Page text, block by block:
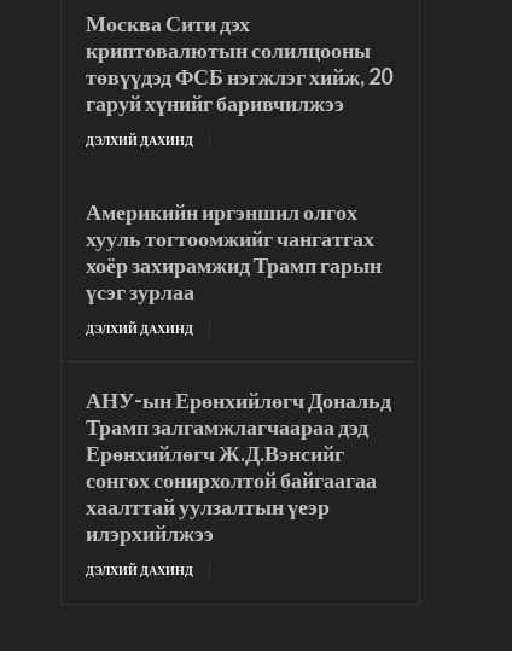
Москва Сити дэх
криптовалютын солилцооны
төвүүдэд ФСБ нэгжлэг хийж, 20
гаруй хүнийг баривчилжээ
ДЭЛХИЙ ДАХИНД
Америкийн иргэншил олгох
хууль тогтоомжийг чангатгах
хоёр захирамжид Трамп гарын
үсэг зурлаа
ДЭЛХИЙ ДАХИНД
АНУ-ын Ерөнхийлөгч Дональд
Трамп залгамжлагчаараа дэд
Ерөнхийлөгч Ж.Д.Вэнсийг
сонгох сонирхолтой байгаагаа
хаалттай уулзалтын үеэр
илэрхийлжээ
ДЭЛХИЙ ДАХИНД